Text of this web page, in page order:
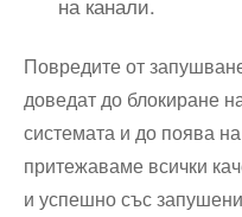
Повредите от
доведат до блокиране
системата и до поява
притежаваме всички
и успешно със